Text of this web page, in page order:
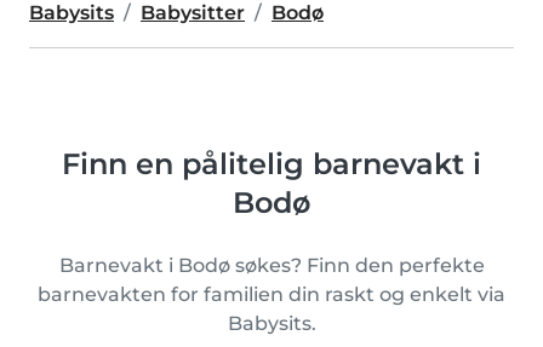
Babysits Babysitter Bodø
Finn en pålitelig barnevakt i
Bodø
Barnevakt i Bodø søkes? Finn den perfekte
barnevakten for familien din raskt og enkelt via
Babysits.